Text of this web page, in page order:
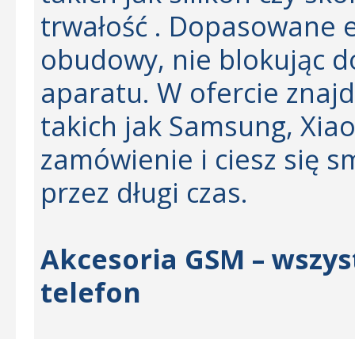
trwałość .
obudowy, nie blokując
aparatu. W ofercie
takich jak Samsung,
zamówienie i ciesz się
przez długi czas.
Akcesoria GSM –
telefon